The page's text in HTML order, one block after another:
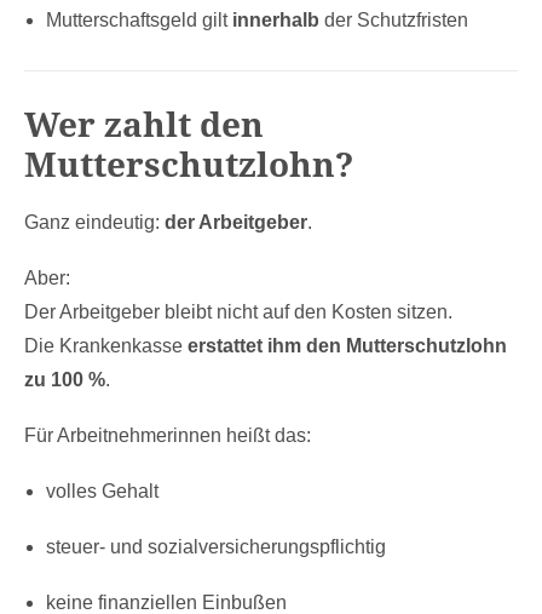
Mutterschaftsgeld gilt innerhalb der Schutzfristen
Wer zahlt den
Mutterschutzlohn?
Ganz eindeutig: der Arbeitgeber.
Aber:
Der Arbeitgeber bleibt nicht auf den Kosten sitzen.
Die Krankenkasse erstattet ihm den Mutterschutzlohn
zu 100 %.
Für Arbeitnehmerinnen heißt das:
volles Gehalt
steuer- und sozialversicherungspflichtig
keine finanziellen Einbußen